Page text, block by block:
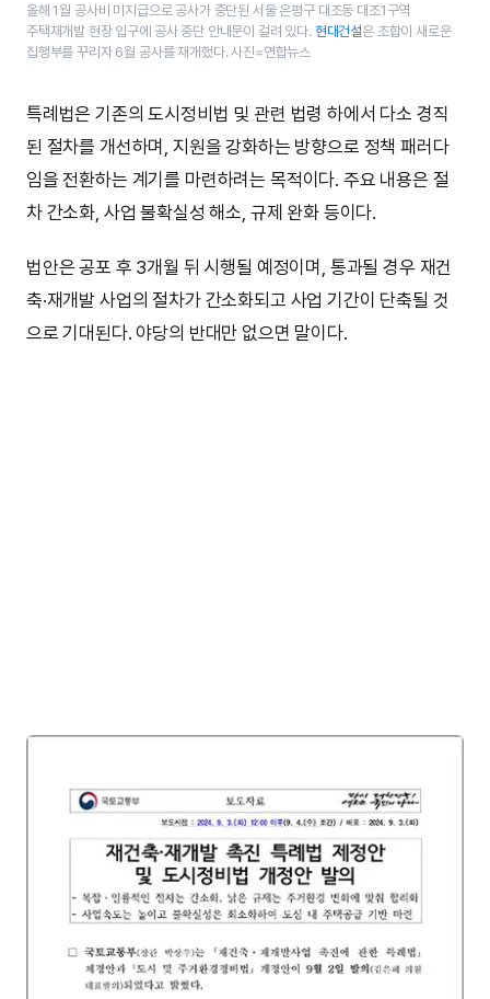
올해 1월 공사비 미지급으로 공사가 중단된 서울 은평구 대조동 대조1구역
주택재개발 현장 입구에 공사 중단 안내문이 걸려 있다. 현대건설은 조합이 새로운
집행부를 꾸리자 6월 공사를 재개했다. 사진=연합뉴스
특례법은 기존의 도시정비법 및 관련 법령 하에서 다소 경직
된 절차를 개선하며, 지원을 강화하는 방향으로 정책 패러다
임을 전환하는 계기를 마련하려는 목적이다. 주요 내용은 절
차 간소화, 사업 불확실성 해소, 규제 완화 등이다.
법안은 공포 후 3개월 뒤 시행될 예정이며, 통과될 경우 재건
축·재개발 사업의 절차가 간소화되고 사업 기간이 단축될 것
으로 기대된다. 야당의 반대만 없으면 말이다.